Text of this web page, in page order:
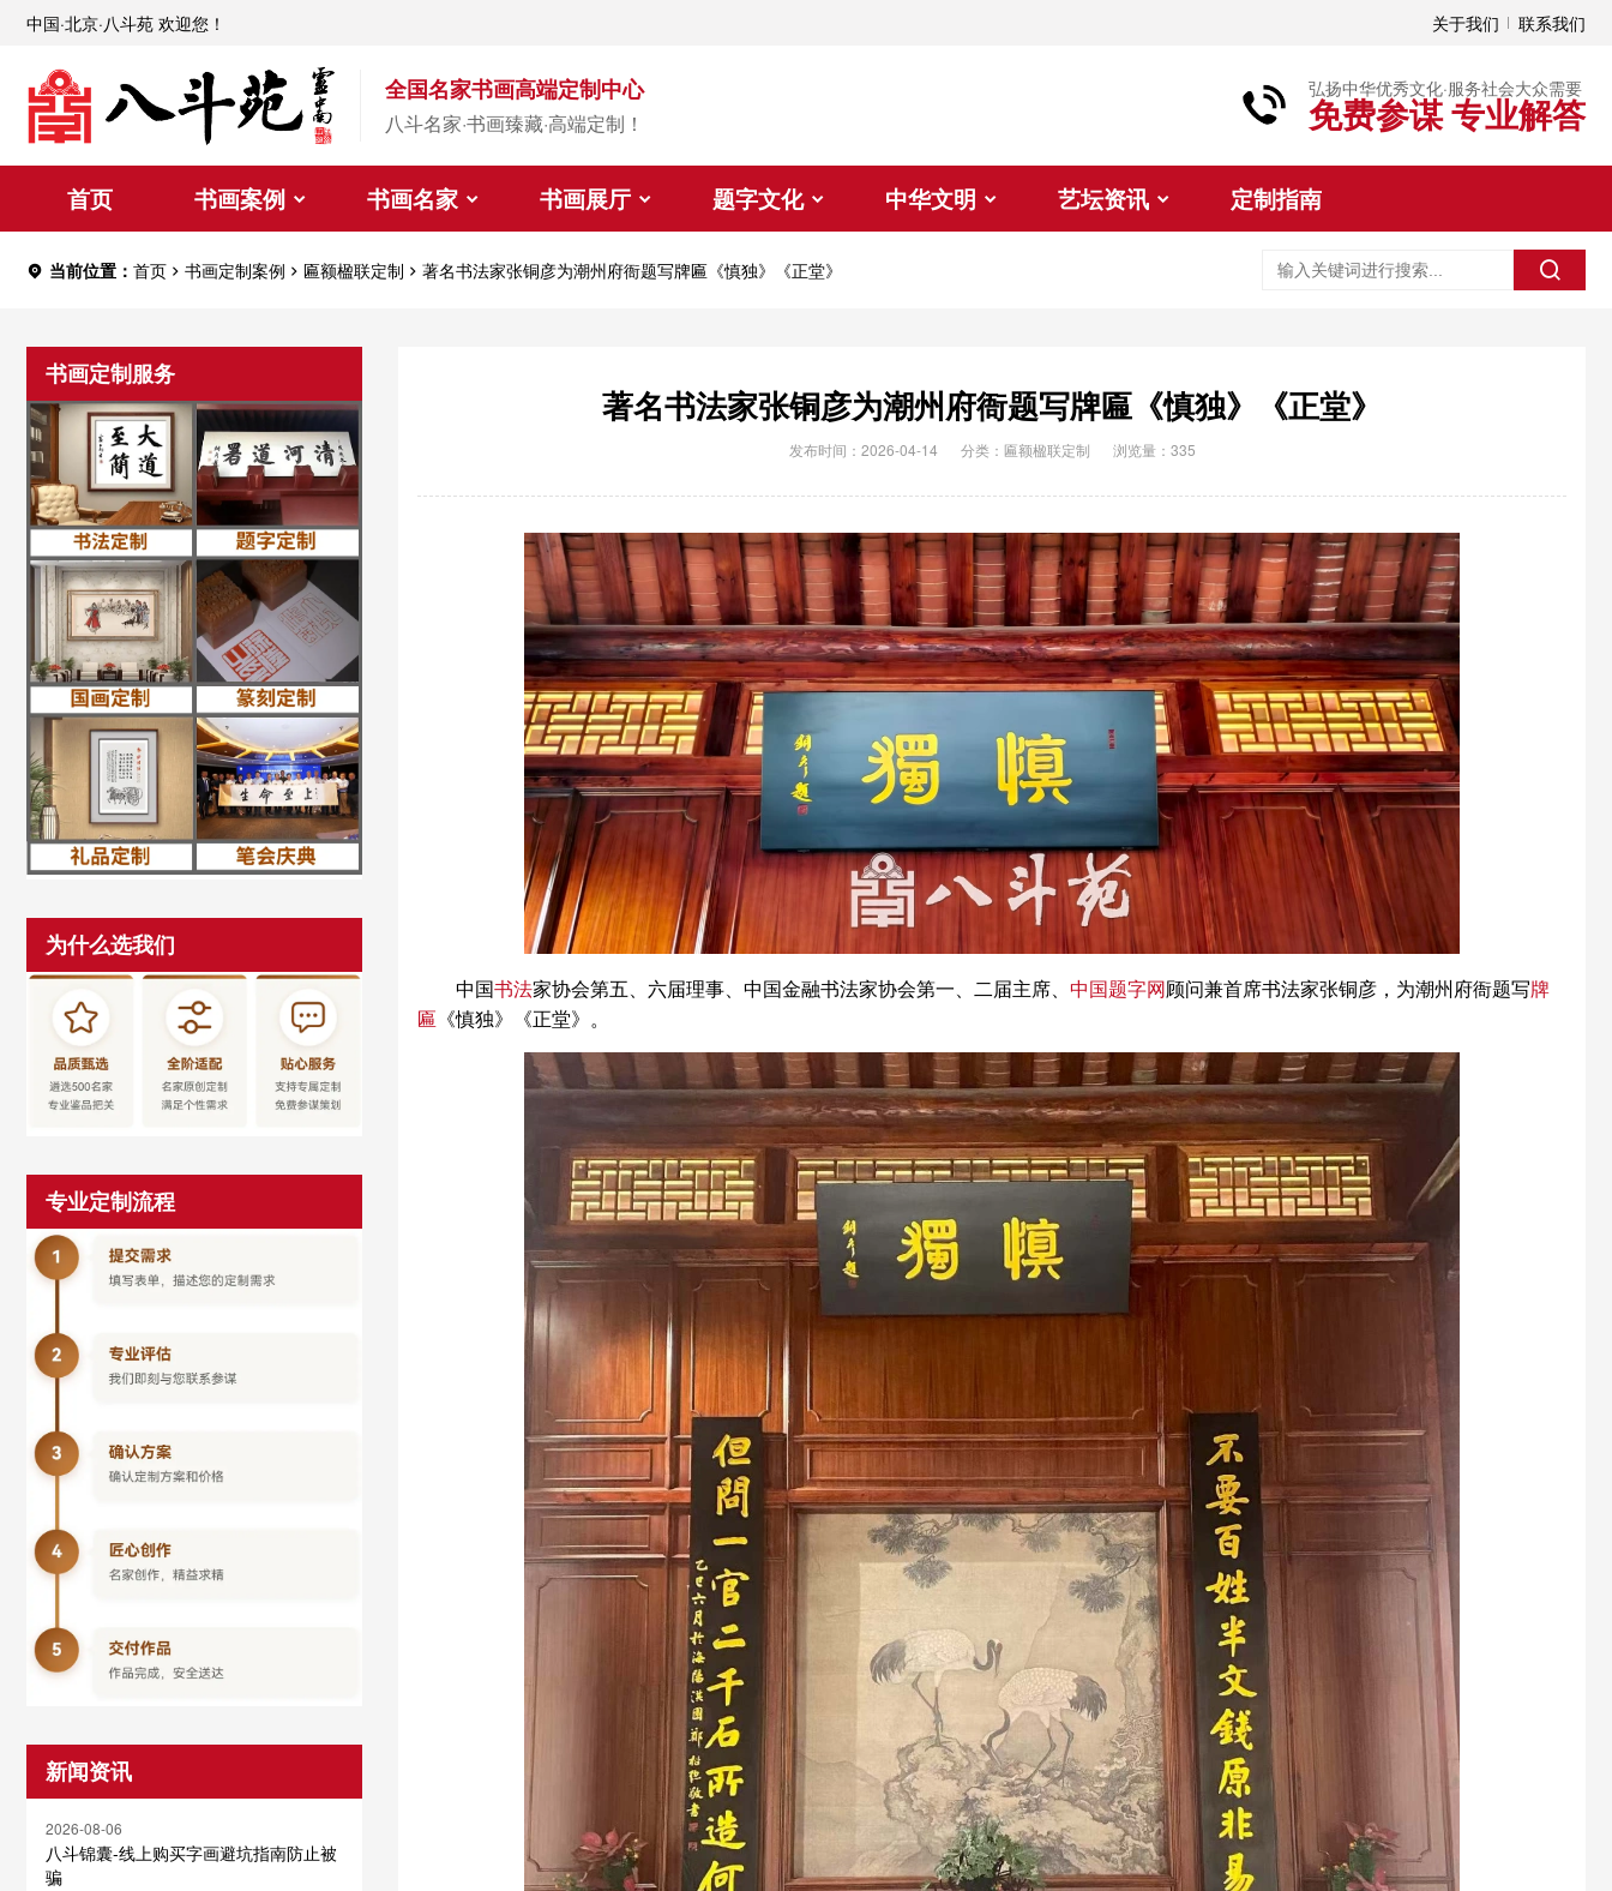
中国·北京·八斗苑 欢迎您！ 关于我们 联系我们
全国名家书画高端定制中心
八斗名家·书画臻藏·高端定制！
弘扬中华优秀文化·服务社会大众需要
免费参谋 专业解答
首页 书画案例 书画名家 书画展厅 题字文化 中华文明 艺坛资讯 定制指南
当前位置： 首页 书画定制案例 匾额楹联定制 著名书法家张铜彦为潮州府衙题写牌匾《慎独》《正堂》
书画定制服务
为什么选我们
专业定制流程
新闻资讯
2026-08-06
八斗锦囊-线上购买字画避坑指南防止被
骗
著名书法家张铜彦为潮州府衙题写牌匾《慎独》《正堂》
发布时间：2026-04-14 分类： 匾额楹联定制 浏览量：335
中国书法家协会第五、六届理事、中国金融书法家协会第一、二届主席、 中国题字网顾问兼首席书法家张铜彦，为潮州府衙题写牌
匾 《慎独》《正堂》。